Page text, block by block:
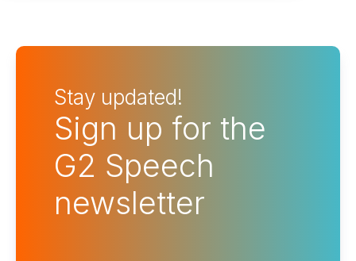
Stay updated!
Sign up for the
G2 Speech
newsletter